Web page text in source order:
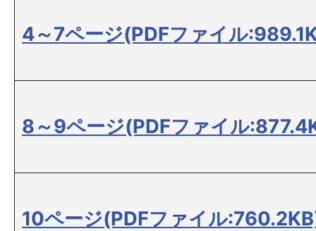
4～7ページ(PDFファイル
8～9ページ(PDFファイル
10ページ(PDFファイル